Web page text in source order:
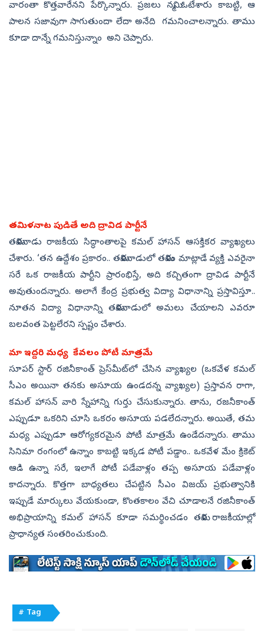
వారంతా కొత్తవారేనని పేర్కొన్నారు. ప్రజలు నమ్మి ఓటేశారు కాబట్టి, ఆ
పాలన సజావుగా సాగుతుందా లేదా అనేది గమనించాలన్నారు. తాము
కూడా దాన్నే గమనిస్తున్నాం అని చెప్పారు.
తమిళనాట పుడితే అది ద్రావిడ పార్టీనే
తమిళనాడు రాజకీయ సిద్ధాంతాలపై కమల్‌ హాసన్‌ ఆసక్తికర వ్యాఖ్యలు
చేశారు. ‘తన ఉద్దేశం ప్రకారం.. తమిళనాడులో తమిళం మాట్లాడే వ్యక్తి ఎవరైనా
సరే ఒక రాజకీయ పార్టీని ప్రారంభిస్తే, అది కచ్చితంగా ద్రావిడ పార్టీనే
అవుతుందన్నారు. అలాగే కేంద్ర ప్రభుత్వ విద్యా విధానాన్ని ప్రస్తావిస్తూ..
నూతన విద్యా విధానాన్ని తమిళనాడులో అమలు చేయాలని ఎవరూ
బలవంత పెట్టలేరని స్పష్టం చేశారు.
మా ఇద్దరి మధ్య కేవలం పోటీ మాత్రమే
సూపర్‌ స్టార్‌ రజినీకాంత్‌ ప్రెస్‌మీట్‌లో చేసిన వ్యాఖ్యల (ఒకవేళ కమల్‌
సీఎం అయినా తనకు అసూయ ఉండదన్న వ్యాఖ్యల) ప్రస్తావన రాగా,
కమల్‌ హాసన్‌ వారి స్నేహాన్ని గుర్తు చేసుకున్నారు. తాను, రజనీకాంత్‌
ఎప్పుడూ ఒకరిని చూసి ఒకరం అసూయ పడలేదన్నారు. అయితే, తమ
మధ్య ఎప్పుడూ ఆరోగ్యకరమైన పోటీ మాత్రమే ఉండేదన్నారు. తాము
సినిమా రంగంలో ఉన్నాం కాబట్టి ఇక్కడ పోటీ పడ్డాం.. ఒకవేళ మేం క్రికెట్‌
ఆడి ఉన్నా సరే, ఇలాగే పోటీ పడేవాళ్లం తప్ప అసూయ పడేవాళ్లం
కాదన్నారు. కొత్తగా బాధ్యతలు చేపట్టిన సీఎం విజయ్‌ ప్రభుత్వానికి
ఇప్పుడే మార్కులు వేయకుండా, కొంతకాలం వేచి చూడాలనే రజినీకాంత్‌
అభిప్రాయాన్ని కమల్‌ హాసన్‌ కూడా సమర్థించడం తమిళ రాజకీయాల్లో
ప్రాధాన్యత సంతరించుకుంది.
# Tag